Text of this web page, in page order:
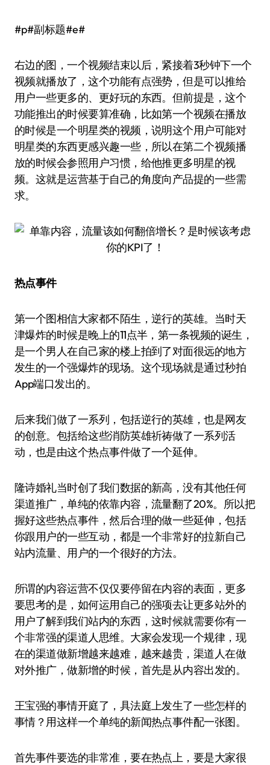
#p#副标题#e#
右边的图，一个视频结束以后，紧接着3秒钟下一个
视频就播放了，这个功能有点强势，但是可以推给
用户一些更多的、更好玩的东西。但前提是，这个
功能推出的时候要算准确，比如第一个视频在播放
的时候是一个明星类的视频，说明这个用户可能对
明星类的东西更感兴趣一些，所以在第二个视频播
放的时候会参照用户习惯，给他推更多明星的视
频。这就是运营基于自己的角度向产品提的一些需
求。
热点事件
第一个图相信大家都不陌生，逆行的英雄。当时天
津爆炸的时候是晚上的11点半，第一条视频的诞生，
是一个男人在自己家的楼上拍到了对面很远的地方
发生的一个强爆炸的现场。这个现场就是通过秒拍
App端口发出的。
后来我们做了一系列，包括逆行的英雄，也是网友
的创意。包括给这些消防英雄祈祷做了一系列活
动，也是由这个热点事件做了一个延伸。
隆诗婚礼当时创了我们数据的新高，没有其他任何
渠道推广，单纯的依靠内容，流量翻了20%。所以把
握好这些热点事件，然后合理的做一些延伸，包括
你跟用户的一些互动，都是一个非常好的拉新自己
站内流量、用户的一个很好的方法。
所谓的内容运营不仅仅要停留在内容的表面，更多
要思考的是，如何运用自己的强项去让更多站外的
用户了解到我们站内的东西，这时候就需要你有一
个非常强的渠道人思维。大家会发现一个规律，现
在的渠道做新增越来越难，越来越贵，渠道人在做
对外推广，做新增的时候，首先是从内容出发的。
王宝强的事情开庭了，具法庭上发生了一些怎样的
事情？用这样一个单纯的新闻热点事件配一张图。
首先事件要选的非常准，要在热点上，要是大家很